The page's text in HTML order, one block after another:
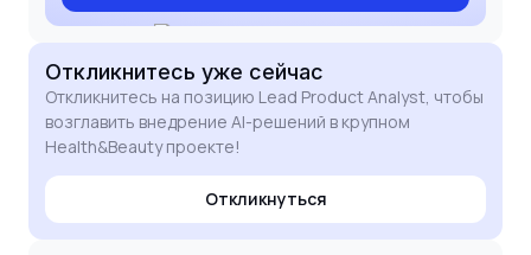
Откликнитесь уже сейчас
Откликнитесь на позицию Lead Product Analyst, чтобы
возглавить внедрение AI-решений в крупном
Health&Beauty проекте!
Откликнуться